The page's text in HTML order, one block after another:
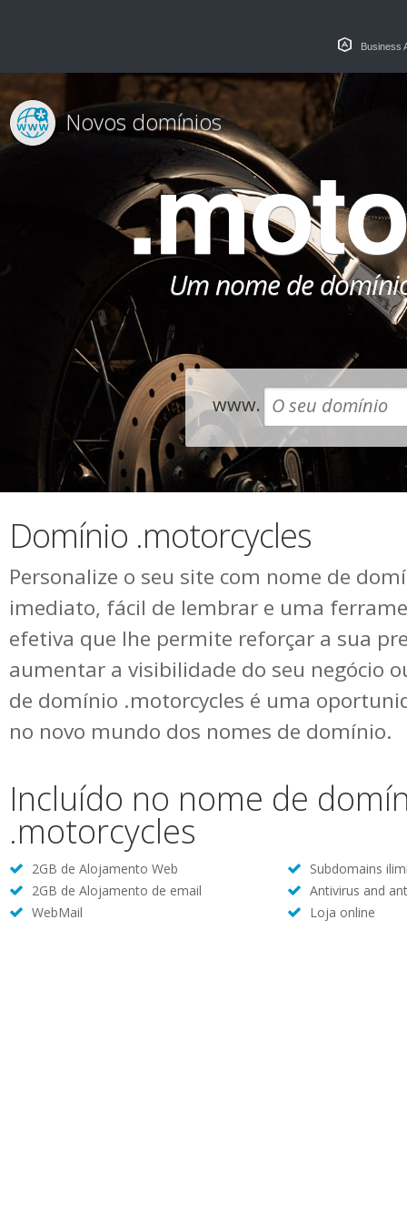
Business
Um nome de
Novos domínios
www.
Domínio .motorcycles
Personalize o seu site com nome de
imediato, fácil de lembrar e uma
efetiva que lhe permite reforçar a sua
aumentar a visibilidade do seu negócio
de domínio .motorcycles é uma
no novo mundo dos nomes de domínio.
Incluído no nome de
.motorcycles
2GB de Alojamento Web
Subdomains
2GB de Alojamento de email
Antivirus and
WebMail
Loja online